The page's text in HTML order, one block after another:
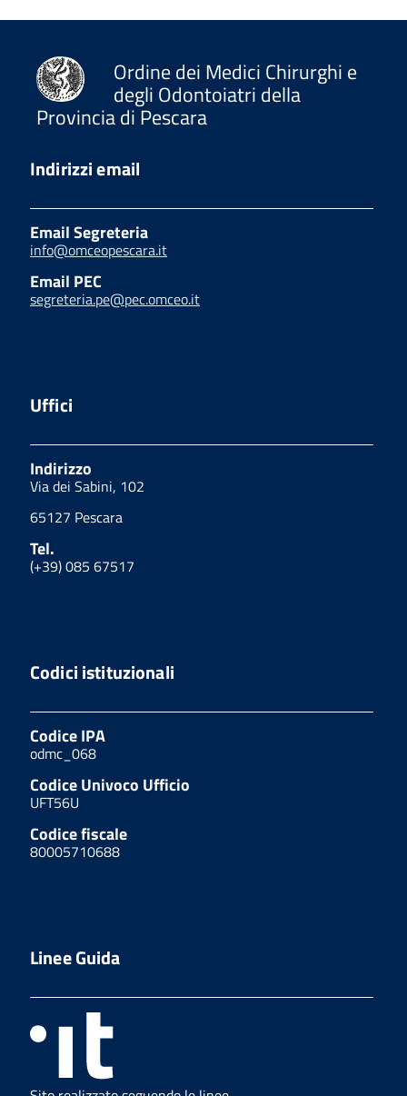
Ordine dei Medici Chirurghi e
degli Odontoiatri della
Provincia di Pescara
Indirizzi email
Email Segreteria
info@omceopescara.it
Email PEC
segreteria.pe@pec.omceo.it
Uffici
Indirizzo
Via dei Sabini, 102
65127 Pescara
Tel.
(+39) 085 67517
Codici istituzionali
Codice IPA
odmc_068
Codice Univoco Ufficio
UFT56U
Codice fiscale
80005710688
Linee Guida